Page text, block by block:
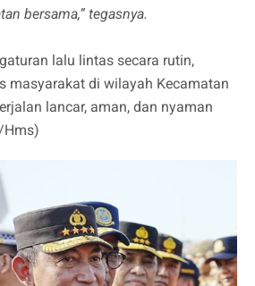
bersama,” tegasnya.
lalu lintas secara rutin,
masyarakat di wilayah Kecamatan
lancar, aman, dan nyaman
Hms)